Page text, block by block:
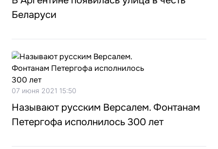
Беларуси
07 июня 2021 15:50
Называют русским Версалем. Фонтанам
Петергофа исполнилось 300 лет